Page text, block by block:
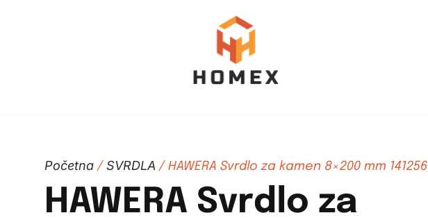
Početna/ SVRDLA / HAWERA Svrdlo za kamen 8×200 mm 141256
HAWERA Svrdlo za